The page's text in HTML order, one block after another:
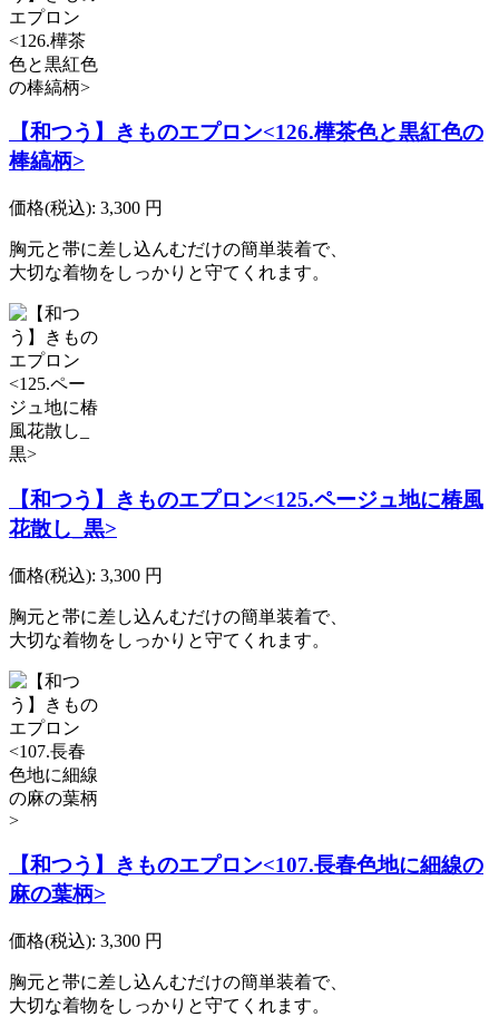
【和つう】きものエプロン<126.樺茶色と黒紅色の
棒縞柄>
価格(税込): 3,300 円
胸元と帯に差し込んむだけの簡単装着で、
大切な着物をしっかりと守てくれます。
【和つう】きものエプロン<125.ページュ地に椿風
花散し_黒>
価格(税込): 3,300 円
胸元と帯に差し込んむだけの簡単装着で、
大切な着物をしっかりと守てくれます。
【和つう】きものエプロン<107.長春色地に細線の
麻の葉柄>
価格(税込): 3,300 円
胸元と帯に差し込んむだけの簡単装着で、
大切な着物をしっかりと守てくれます。